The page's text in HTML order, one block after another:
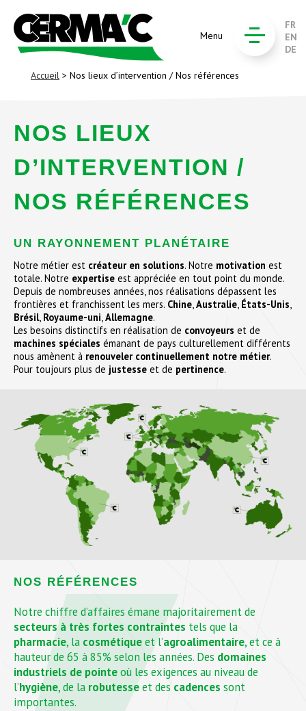
Menu
FR
EN
DE
Accueil > Nos lieux d’intervention / Nos références
NOS LIEUX
D’INTERVENTION /
NOS RÉFÉRENCES
UN RAYONNEMENT PLANÉTAIRE
Notre métier est créateur en solutions. Notre motivation est
totale. Notre expertise est appréciée en tout point du monde.
Depuis de nombreuses années, nos réalisations dépassent les
frontières et franchissent les mers. Chine,Australie, États-Unis,
Brésil, Royaume-uni,Allemagne.
Les besoins distinctifs en réalisation de convoyeurs et de
machines spéciales émanant de pays culturellement différents
nous amènent à renouveler continuellement notre métier.
Pour toujours plus de justesse et de pertinence.
NOS RÉFÉRENCES
Notre chiffre d’affaires émane majoritairement de
secteurs à très fortes contraintes tels que la
pharmacie, la cosmétiqueet l’agroalimentaire, et ce à
hauteur de 65 à 85% selon les années. Des domaines
industriels de pointeoù les exigences au niveau de
l’hygiène, de la robutesseet des cadences sont
importantes.